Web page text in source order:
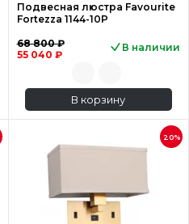
Подвесная люстра Favourite
Fortezza 1144-10P
68 800 ₽
55 040 ₽
В наличии
В корзину
20%